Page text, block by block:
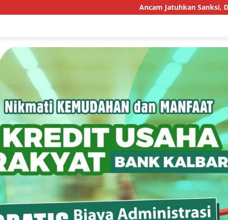
Ancam Jatuhkan Sanksi, DLH